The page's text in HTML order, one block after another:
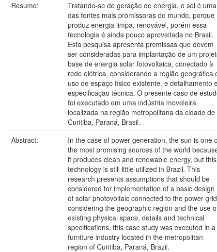
Resumo:
Tratando-se de geração de energia, o sol é uma
das fontes mais promissoras do mundo, porque
produz energia limpa, renovável, porém essa
tecnologia é ainda pouco aproveitada no Brasil.
Esta pesquisa apresenta premissas que devem
ser consideradas para implantação de um
base de energia solar fotovoltaica, conectado à
rede elétrica, considerando a região geográfica
uso de espaço físico existente, e detalhamento
especificação técnica. O presente caso de
foi executado em uma indústria moveleira
localizada na região metropolitana da cidade de
Curitiba, Paraná, Brasil.
Abstract:
In the case of power generation, the sun is one
the most promising sources of the world
it produces clean and renewable energy, but this
technology is still little utilized in Brazil. This
research presents assumptions that should be
considered for implementation of a basic design
of solar photovoltaic connected to the power
considering the geographic region and the use
existing physical space, details and technical
specifications, this case study was executed in a
furniture industry located in the metropolitan
region of Curitiba, Paraná, Brazil.